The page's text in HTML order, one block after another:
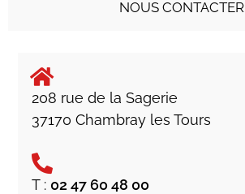
NOUS CONTACTER
208 rue de la Sagerie
37170 Chambray les Tours
T : 02 47 60 48 00